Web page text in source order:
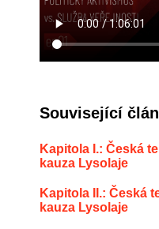
Související
Kapitola I.: Česká
kauza Lysolaje
Kapitola II.: Česká
kauza Lysolaje